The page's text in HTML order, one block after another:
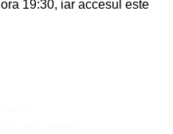
19:30, iar accesul este